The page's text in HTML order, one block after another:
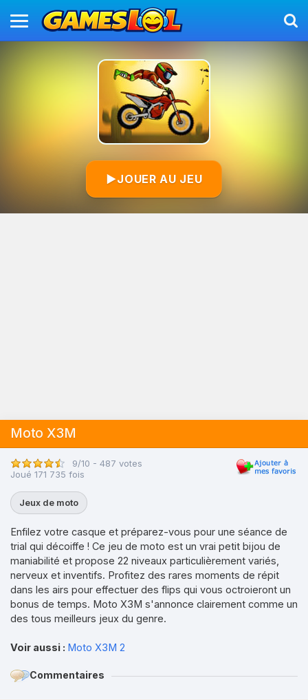
▶JOUER AU JEU
Moto X3M
9/10 - 487 votes
Joué 171 735 fois
Jeux de moto
Enfilez votre casque et préparez-vous pour une séance de
trial qui décoiffe ! Ce jeu de moto est un vrai petit bijou de
maniabilité et propose 22 niveaux particulièrement variés,
nerveux et inventifs. Profitez des rares moments de répit
dans les airs pour effectuer des flips qui vous octroieront un
bonus de temps. Moto X3M s'annonce clairement comme un
des tous meilleurs jeux du genre.
Voir aussi : Moto X3M 2
Commentaires